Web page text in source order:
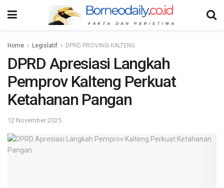
Home Legislatif DPRD PROVINSI KALTENG
DPRD Apresiasi Langkah
Pemprov Kalteng Perkuat
Ketahanan Pangan
12 November 2025